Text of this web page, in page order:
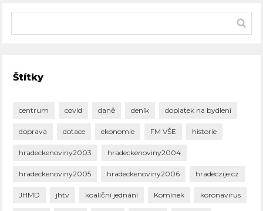
Štítky
centrum covid daně deník doplatek na bydlení
doprava dotace ekonomie FM VŠE historie
hradeckenoviny2003 hradeckenoviny2004
hradeckenoviny2005 hradeckenoviny2006 hradeczije.cz
JHMD jhtv koaliční jednání Komínek koronavirus